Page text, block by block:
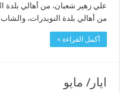
علي زهير شعبان، من أهالي بلدة
من أهالي بلدة النويدرات،
أكمل القراءة »
ايار/ مايو